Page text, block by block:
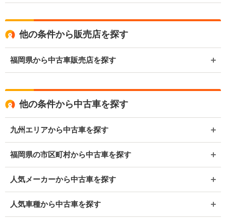
他の条件から販売店を探す
福岡県から中古車販売店を探す
他の条件から中古車を探す
九州エリアから中古車を探す
福岡県の市区町村から中古車を探す
人気メーカーから中古車を探す
人気車種から中古車を探す